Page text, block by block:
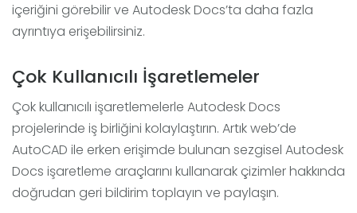
içeriğini görebilir ve Autodesk Docs’ta daha fazla
ayrıntıya erişebilirsiniz.
Çok Kullanıcılı İşaretlemeler
Çok kullanıcılı işaretlemelerle Autodesk Docs
projelerinde iş birliğini kolaylaştırın. Artık web’de
AutoCAD ile erken erişimde bulunan sezgisel Autodesk
Docs işaretleme araçlarını kullanarak çizimler hakkında
doğrudan geri bildirim toplayın ve paylaşın.